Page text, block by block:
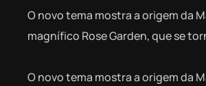
O novo tema mostra a origem da
magnífico Rose Garden, que se
O novo tema mostra a origem da